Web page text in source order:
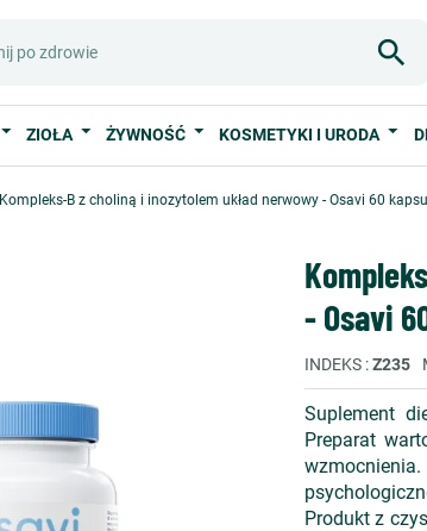
ZIOŁA ŻYWNOŚĆ KOSMETYKI I URODA
Kompleks-B z choliną i inozytolem układ nerwowy - Osavi 60
- Osavi
INDEKS Z235
Suplement
Preparat
Produkt z